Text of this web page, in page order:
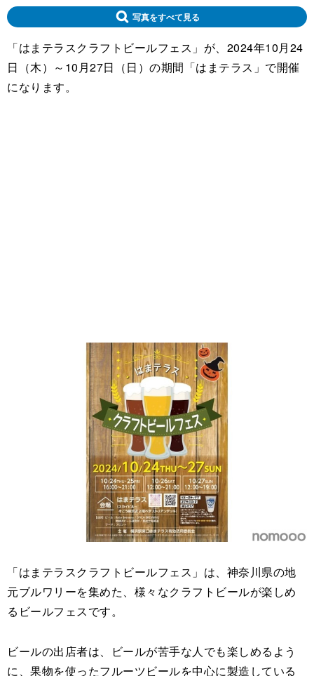
写真をすべて見る
「はまテラスクラフトビールフェス」が、2024年10月24
日（木）～10月27日（日）の期間「はまテラス」で開催
になります。
「はまテラスクラフトビールフェス」は、神奈川県の地
元ブルワリーを集めた、様々なクラフトビールが楽しめ
るビールフェスです。
ビールの出店者は、ビールが苦手な人でも楽しめるよう
に、果物を使ったフルーツビールを中心に製造している